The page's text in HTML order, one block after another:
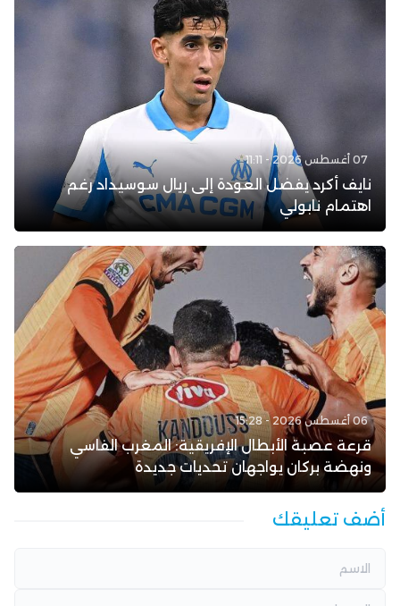
07 أغسطس 2026 - 11:11
نايف أكرد يفضل العودة إلى ريال سوسيداد رغم
اهتمام نابولي
06 أغسطس 2026 - 15:28
قرعة عصبة الأبطال الإفريقية: المغرب الفاسي
ونهضة بركان يواجهان تحديات جديدة
أضف تعليقك